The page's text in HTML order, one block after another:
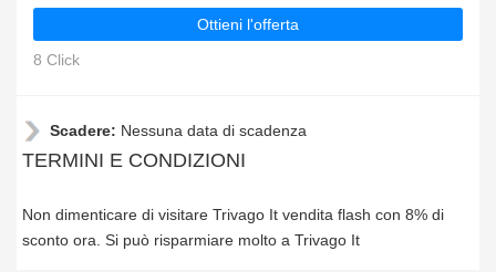
Ottieni l'offerta
8 Click
Scadere: Nessuna data di scadenza
TERMINI E CONDIZIONI
Non dimenticare di visitare Trivago It vendita flash con 8% di
sconto ora. Si può risparmiare molto a Trivago It